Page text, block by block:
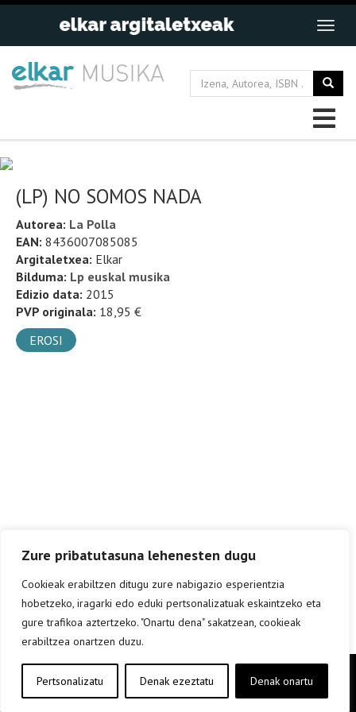
Zure pribatutasuna lehenesten dugu
Cookieak erabiltzen ditugu zure nabigazio esperientzia
hobetzeko, iragarki edo eduki pertsonalizatuak eskaintzeko eta
gure trafikoa aztertzeko. "Onartu dena" sakatzean, cookieak
erabiltzea onartzen duzu.
Pertsonalizatu Denak ezeztatu Denak onartu
(LP) NO SOMOS NADA
Autorea: La Polla
EAN: 8436007085085
Argitaletxea: Elkar
Bilduma: Lp euskal musika
Edizio data: 2015
PVP originala: 18,95 €
EROSI
Copyright © elkar Argitaletxeak 2019
Lege oharra
Cookie politika